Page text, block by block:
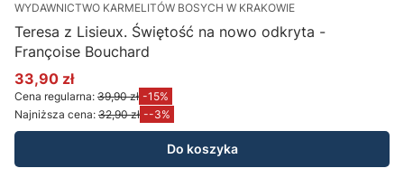
WYDAWNICTWO KARMELITÓW BOSYCH W KRAKOWIE
Teresa z Lisieux. Świętość na nowo odkryta -
Françoise Bouchard
Cena promocyjna
33,90 zł
Cena regularna: 39,90 zł -15%
Najniższa cena: 32,90 zł --3%
Do koszyka